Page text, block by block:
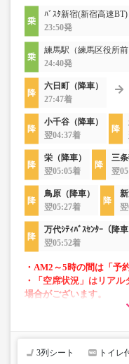
ﾊﾞｽﾀ新宿(新宿高速BT)
23:50発
練馬駅（練馬区役所前
24:40発
六日町（降車）
27:47着
小千谷（降車）
翌04:37着
栄（降車）
翌05:05着
三条
翌
鳥原（降車）
翌05:27着
万代ｼﾃｨﾊﾞｽｾﾝﾀｰ（降車
翌05:52着
・AM2～5時の間は「予
・「空席状況」はリア
場合がございます。
・車両は予告なく変更
じめご了承ください。
3列シート トイレ